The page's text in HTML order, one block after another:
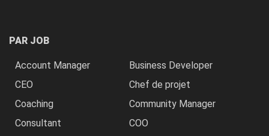
PAR JOB
Account Manager
Business Developer
CEO
Chef de projet
Coaching
Community Manager
Consultant
COO